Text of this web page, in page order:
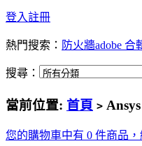
登入註冊
熱門搜索： 防火牆adobe 合
搜尋：
當前位置: 首頁 >
您的購物車中有 0 件商品